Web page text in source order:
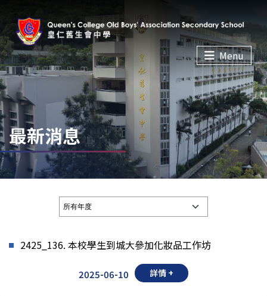
Menu
最新消息
2425_136. 本校學生到城大參加化妝品工作坊
2025-06-10 詳情 +